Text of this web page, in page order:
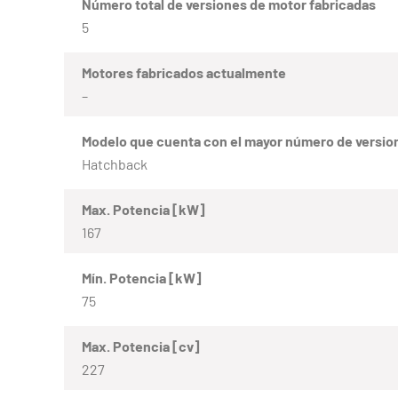
Número total de versiones de motor fabricadas
5
Motores fabricados actualmente
–
Modelo que cuenta con el mayor número de
Hatchback
Max. Potencia [kW]
167
Mín. Potencia [kW]
75
Max. Potencia [cv]
227